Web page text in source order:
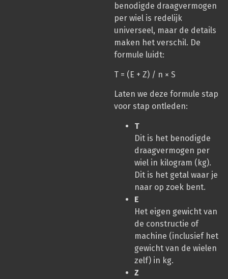
benodigde draagvermogen
per wiel is redelijk
universeel, maar de details
maken het verschil. De
formule luidt:
T = (E + Z) / n × S
Laten we deze formule stap
voor stap ontleden:
T
Dit is het benodigde
draagvermogen per
wiel in kilogram (kg).
Dit is het getal waar je
naar op zoek bent.
E
Het eigen gewicht van
de constructie of
machine (inclusief het
gewicht van de wielen
zelf) in kg.
Z